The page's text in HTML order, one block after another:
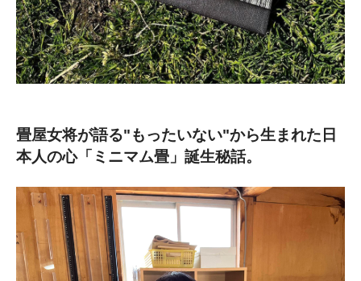
畳屋女将が語る"もったいない"から生まれた日
本人の心「ミニマム畳」誕生秘話。